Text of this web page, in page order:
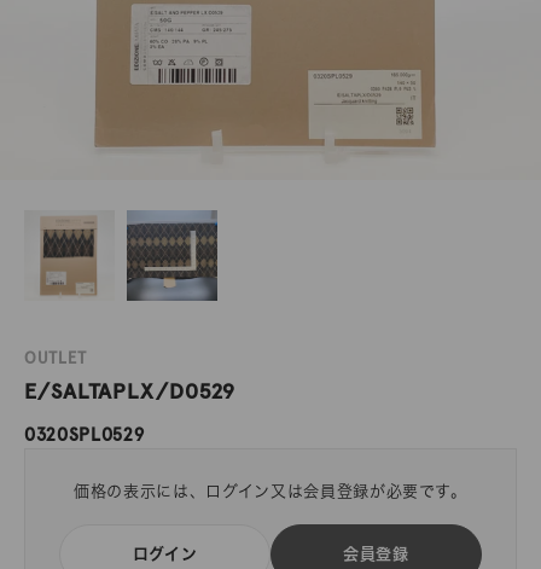
OUTLET
E/SALTAPLX/D0529
0320SPL0529
価格の表示には、ログイン又は会員登録が必要です。
ログイン 会員登録